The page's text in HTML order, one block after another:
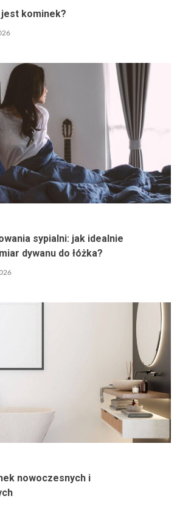
kominek?
sypialni: jak idealnie
dywanu do łóżka?
nowoczesnych i